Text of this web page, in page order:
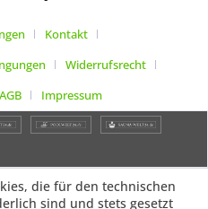
Kontakt
Widerrufsrecht
AGB Impressum
die für den technischen
sind und stets gesetzt